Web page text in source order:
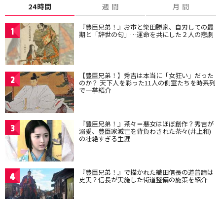
24時間 週 間 月 間
1 『豊臣兄弟！』お市と柴田勝家、自刃しての最
期と「辞世の句」…運命を共にした２人の悲劇
2 【豊臣兄弟！】秀吉は本当に「女狂い」だった
のか？ 天下人を彩った11人の側室たちを時系列
で一挙紹介
3 『豊臣兄弟！』茶々＝悪女はほぼ創作？秀吉が
溺愛、豊臣家滅亡を背負わされた茶々(井上和)
の壮絶すぎる生涯
4 『豊臣兄弟！』で描かれた織田信長の道普請は
史実？信長が実施した街道整備の施策を紹介